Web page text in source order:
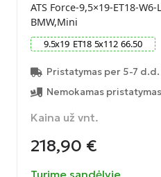
ATS Force-9,5×19-ET18-
BMW,Mini
9.5x19 ET18 5x112 66.50
Pristatymas per 5-7 d.d.
Nemokamas
Kaina už vnt.
218,90 €